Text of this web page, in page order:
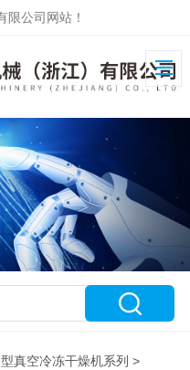
限公司网站！
真空冷冻干燥机系列 >